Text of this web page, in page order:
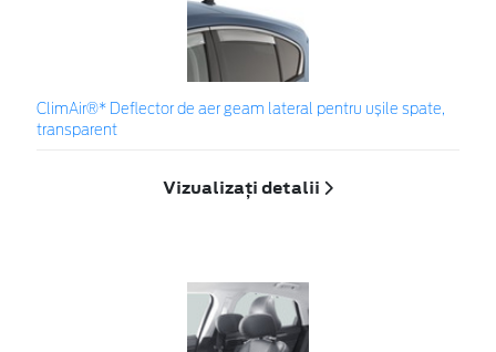
ClimAir®* Deflector de aer geam lateral pentru ușile spate,
transparent
Vizualizați detalii